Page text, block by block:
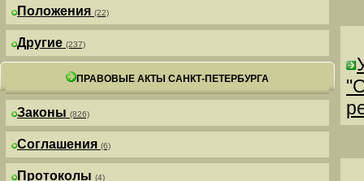
Положения (22)
Другие (237)
ПРАВОВЫЕ АКТЫ САНКТ-ПЕТЕРБУРГА
Законы (826)
Соглашения (6)
Протоколы (4)